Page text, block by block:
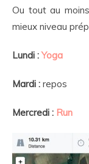
Ou tout au
mieux niveau
Lundi :Yoga
Mardi : repos
Mercredi : Run